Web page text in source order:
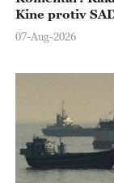
Kine protiv
07-Aug-2026